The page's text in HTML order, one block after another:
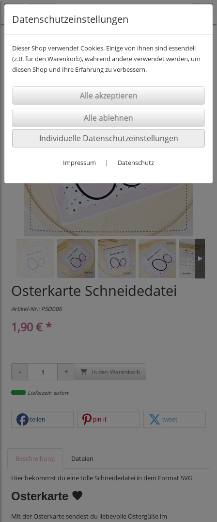
SCHNEIDEDATEIEN
Osterkarte Schneidedatei
Artikel-Nr.:PSD006
1,90 € *
in den Warenkorb
Lieferzeit: sofort
teilen pin it tweet
Beschreibung Dateien
Hier bekommst du eine tolle Schneidedatei in dem Format SVG
Osterkarte 🖤
Mit der Osterkarte sendest du liebevolle Ostergüße im
Datenschutzeinstellungen
Dieser Shop verwendet Cookies. Einige von ihnen sind essenziell
(z.B. für den Warenkorb), während andere verwendet werden, um
diesen Shop und Ihre Erfahrung zu verbessern.
Individuelle Datenschutzeinstellungen
Impressum | Datenschutz